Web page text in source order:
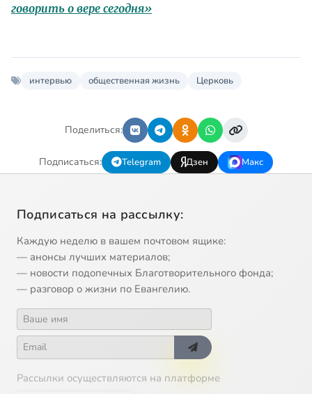
говорить о вере сегодня»
интервью общественная жизнь Церковь
Поделиться:
Подписаться: Telegram Дзен Макс
Подписаться на рассылку:
Каждую неделю в вашем почтовом ящике:
— анонсы лучших материалов;
— новости подопечных Благотворительного фонда;
— разговор о жизни по Евангелию.
Рассылки осуществляются на платформе